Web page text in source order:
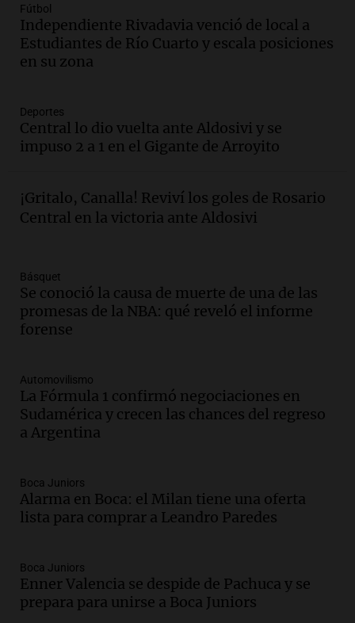
edificios y proyecta una casa del
estudiante con 48 municipios
involucrados
Panorama Federal
Aldosivi (Zalazar en contra) - relato
Gato Greco
Deportes Rosario
Audio.Recomendaciones de vino
bonarda para disfrutar el fin de semana
Audio.Mañana inicia la gran exposición
en la Sociedad Rural de Bulaya con
actividades para toda la familia
Audio. Villa María presenta nuevos
edificios y una casa del estudiante para
jóvenes de la región
Panorama Federal
Audio.
exposición en la sociedad rural de
Bulaya este sábado
Audio.
Denuncias por represión en el
Congreso y evacuación por derrame de
oxígeno en Montecastro
Fútbol
Independiente Rivadavia venció de local a
Estudiantes de Río Cuarto y escala posiciones
en su zona
Deportes
Central lo dio vuelta ante Aldosivi y se
impuso 2 a 1 en el Gigante de Arroyito
¡Gritalo, Canalla! Reviví los goles de Rosario
Central en la victoria ante Aldosivi
Básquet
Se conoció la causa de muerte de una de las
promesas de la NBA: qué reveló el informe
forense
Automovilismo
La Fórmula 1 confirmó negociaciones en
Sudamérica y crecen las chances del regreso
a Argentina
Boca Juniors
Alarma en Boca: el Milan tiene una oferta
lista para comprar a Leandro Paredes
Boca Juniors
Enner Valencia se despide de Pachuca y se
prepara para unirse a Boca Juniors